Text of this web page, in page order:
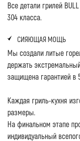
Все детали грилей
304 класса.
СИЯЮЩАЯ МОЩЬ
Мы создали литые
держать
защищена гарантией в
Каждая гриль-кухня
размеры.
На финальном этапе
индивидуальный